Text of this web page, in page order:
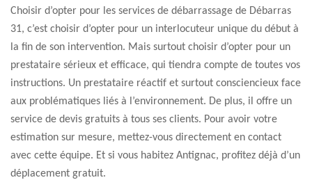
Choisir d’opter pour les services de débarrassage de Débarras
31, c’est choisir d’opter pour un interlocuteur unique du début à
la fin de son intervention. Mais surtout choisir d’opter pour un
prestataire sérieux et efficace, qui tiendra compte de toutes vos
instructions. Un prestataire réactif et surtout consciencieux face
aux problématiques liés à l’environnement. De plus, il offre un
service de devis gratuits à tous ses clients. Pour avoir votre
estimation sur mesure, mettez-vous directement en contact
avec cette équipe. Et si vous habitez Antignac, profitez déjà d’un
déplacement gratuit.